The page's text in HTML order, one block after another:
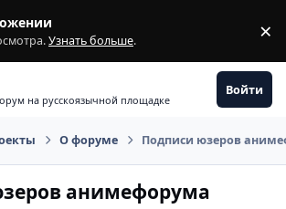
Узнать больше. ×
на русскоязычной площадке
Войти
О форуме Подписи юзеров
анимефорума